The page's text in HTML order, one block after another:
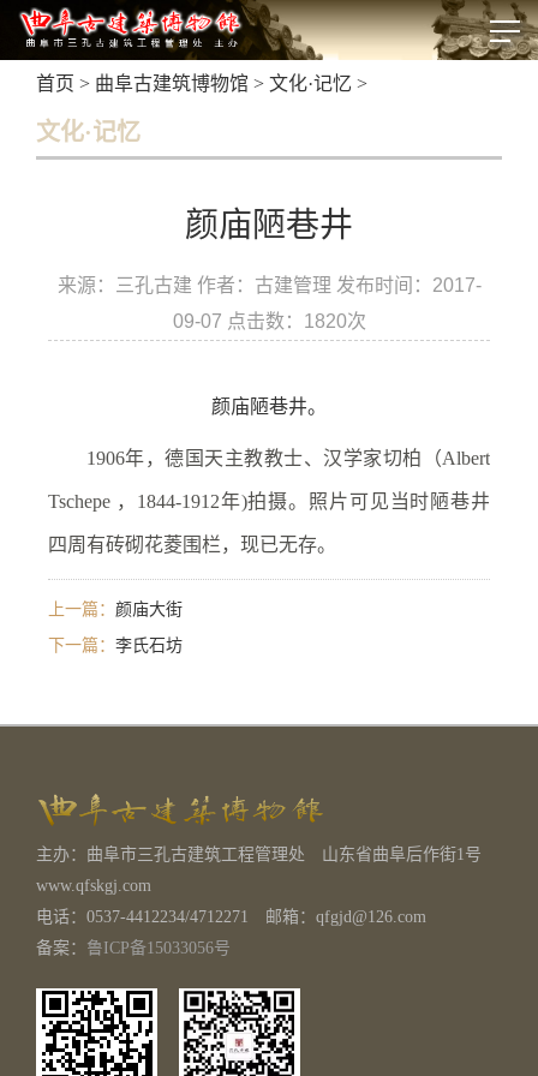
首页 > 曲阜古建筑博物馆 > 文化·记忆 >
文化·记忆
颜庙陋巷井
来源：三孔古建 作者：古建管理 发布时间：2017-
09-07 点击数： 1820次
颜庙陋巷井。
1906年，德国天主教教士、汉学家切柏（Albert
Tschepe ，1844-1912年)拍摄。照片可见当时陋巷井
四周有砖砌花菱围栏，现已无存。
上一篇： 颜庙大街​
下一篇： 李氏石坊
主办：曲阜市三孔古建筑工程管理处 山东省曲阜后作街1号
www.qfskgj.com
电话：0537-4412234/4712271 邮箱：qfgjd@126.com
备案： 鲁ICP备15033056号